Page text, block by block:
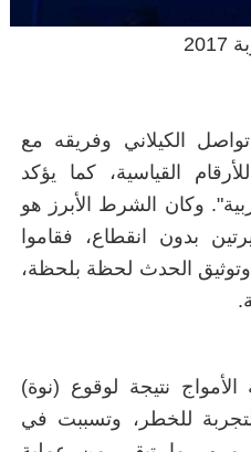
الكيلاني وفريقه مع
القياسية، كما يؤكد
وكان الشرط الأبرز هو
بدون انقطاع، فقاموا
وتوثيق الحدث لحظة بلحظة،
نتيجة لوقوع (نوة)
للخطر، وتسببت في